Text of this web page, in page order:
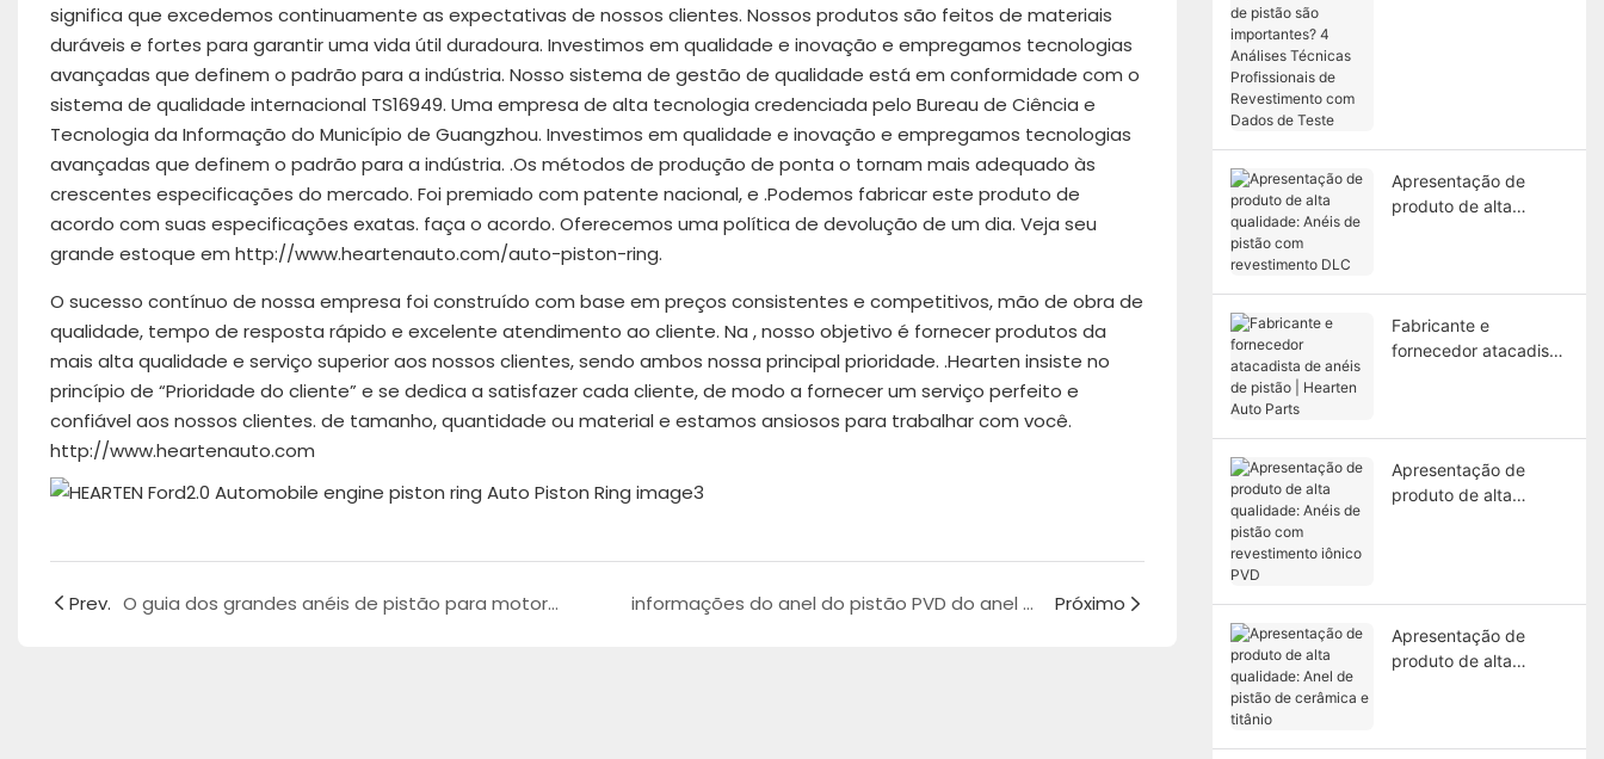
significa que excedemos continuamente as expectativas de nossos clientes. Nossos produtos são feitos de materiais
duráveis ​​e fortes para garantir uma vida útil duradoura. Investimos em qualidade e inovação e empregamos tecnologias
avançadas que definem o padrão para a indústria. Nosso sistema de gestão de qualidade está em conformidade com o
sistema de qualidade internacional TS16949. Uma empresa de alta tecnologia credenciada pelo Bureau de Ciência e
Tecnologia da Informação do Município de Guangzhou. Investimos em qualidade e inovação e empregamos tecnologias
avançadas que definem o padrão para a indústria. .Os métodos de produção de ponta o tornam mais adequado às
crescentes especificações do mercado. Foi premiado com patente nacional, e .Podemos fabricar este produto de
acordo com suas especificações exatas. faça o acordo. Oferecemos uma política de devolução de um dia. Veja seu
grande estoque em http://www.heartenauto.com/auto-piston-ring.
O sucesso contínuo de nossa empresa foi construído com base em preços consistentes e competitivos, mão de obra de
qualidade, tempo de resposta rápido e excelente atendimento ao cliente. Na , nosso objetivo é fornecer produtos da
mais alta qualidade e serviço superior aos nossos clientes, sendo ambos nossa principal prioridade. .Hearten insiste no
princípio de “Prioridade do cliente” e se dedica a satisfazer cada cliente, de modo a fornecer um serviço perfeito e
confiável aos nossos clientes. de tamanho, quantidade ou material e estamos ansiosos para trabalhar com você.
http://www.heartenauto.com
Prev. O guia dos grandes anéis de pistão para motores automotivos e diesel Honda2.43 informações do anel do pistão PVD do anel do motor da motocicleta1 Próximo
Apresentação de
produto de alta
Fabricante e
fornecedor atacadista
Apresentação de
produto de alta
Apresentação de
produto de alta